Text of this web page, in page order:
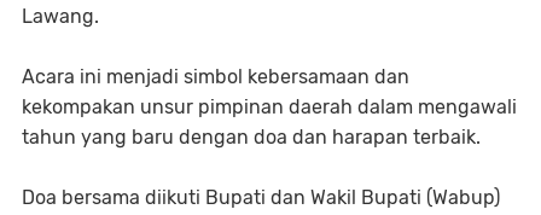
Lawang.
Acara ini menjadi simbol kebersamaan dan
kekompakan unsur pimpinan daerah dalam mengawali
tahun yang baru dengan doa dan harapan terbaik.
Doa bersama diikuti Bupati dan Wakil Bupati (Wabup)